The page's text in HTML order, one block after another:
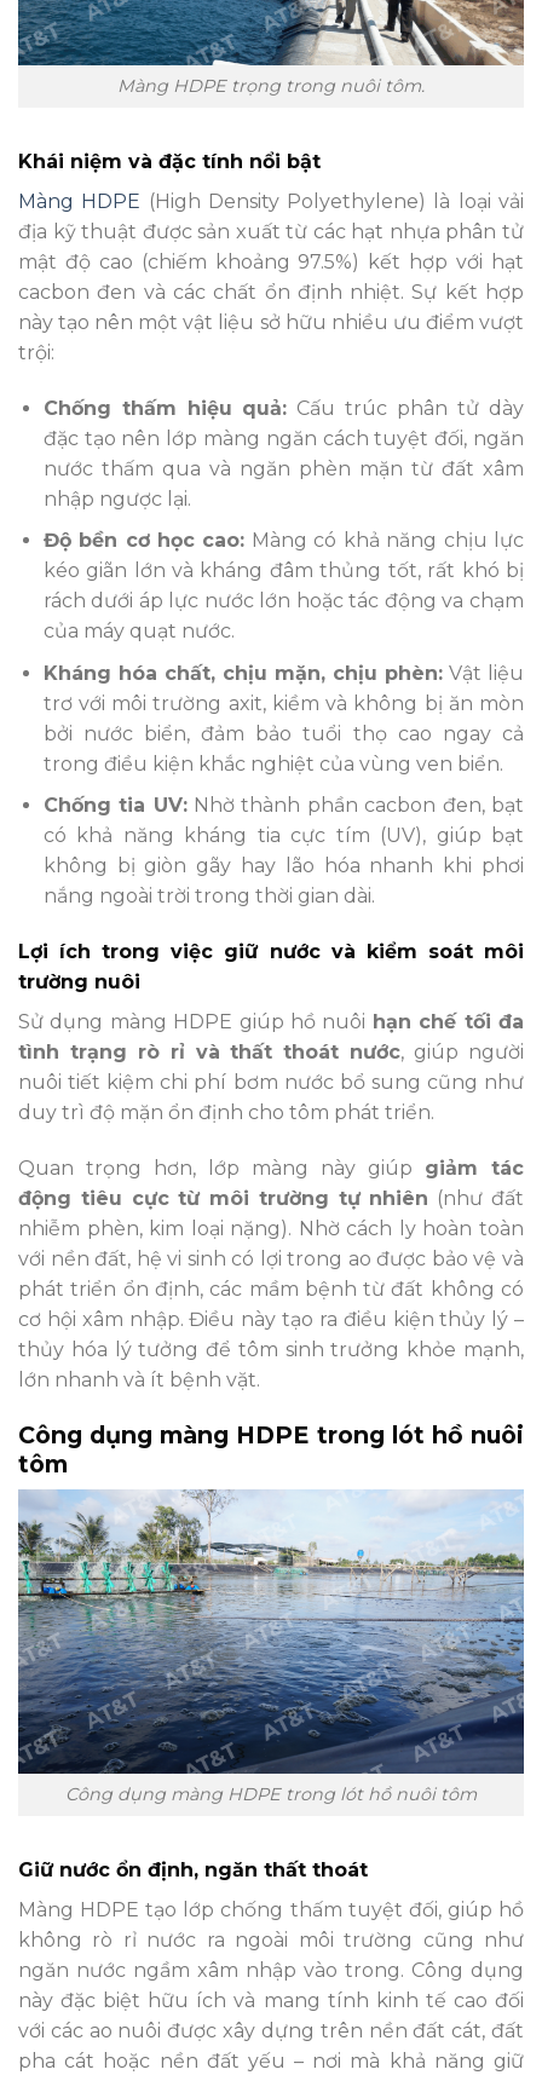
Màng HDPE trọng trong nuôi tôm.
Khái niệm và đặc tính nổi bật
Màng HDPE (High Density Polyethylene) là loại vải
địa kỹ thuật được sản xuất từ các hạt nhựa phân tử
mật độ cao (chiếm khoảng 97.5%) kết hợp với hạt
cacbon đen và các chất ổn định nhiệt. Sự kết hợp
này tạo nên một vật liệu sở hữu nhiều ưu điểm vượt
trội:
Chống thấm hiệu quả: Cấu trúc phân tử dày
đặc tạo nên lớp màng ngăn cách tuyệt đối, ngăn
nước thấm qua và ngăn phèn mặn từ đất xâm
nhập ngược lại.
Độ bền cơ học cao: Màng có khả năng chịu lực
kéo giãn lớn và kháng đâm thủng tốt, rất khó bị
rách dưới áp lực nước lớn hoặc tác động va chạm
của máy quạt nước.
Kháng hóa chất, chịu mặn, chịu phèn:Vật liệu
trơ với môi trường axit, kiềm và không bị ăn mòn
bởi nước biển, đảm bảo tuổi thọ cao ngay cả
trong điều kiện khắc nghiệt của vùng ven biển.
Chống tia UV:Nhờ thành phần cacbon đen, bạt
có khả năng kháng tia cực tím (UV), giúp bạt
không bị giòn gãy hay lão hóa nhanh khi phơi
nắng ngoài trời trong thời gian dài.
Lợi ích trong việc giữ nước và kiểm soát môi
trường nuôi
Sử dụng màng HDPE giúp hồ nuôi hạn chế tối đa
tình trạng rò rỉ và thất thoát nước, giúp người
nuôi tiết kiệm chi phí bơm nước bổ sung cũng như
duy trì độ mặn ổn định cho tôm phát triển.
Quan trọng hơn, lớp màng này giúp giảm tác
động tiêu cực từ môi trường tự nhiên (như đất
nhiễm phèn, kim loại nặng). Nhờ cách ly hoàn toàn
với nền đất, hệ vi sinh có lợi trong ao được bảo vệ và
phát triển ổn định, các mầm bệnh từ đất không có
cơ hội xâm nhập. Điều này tạo ra điều kiện thủy lý –
thủy hóa lý tưởng để tôm sinh trưởng khỏe mạnh,
lớn nhanh và ít bệnh vặt.
Công dụng màng HDPE trong lót hồ nuôi
tôm
Công dụng màng HDPE trong lót hồ nuôi tôm
Giữ nước ổn định, ngăn thất thoát
Màng HDPE tạo lớp chống thấm tuyệt đối, giúp hồ
không rò rỉ nước ra ngoài môi trường cũng như
ngăn nước ngầm xâm nhập vào trong. Công dụng
này đặc biệt hữu ích và mang tính kinh tế cao đối
với các ao nuôi được xây dựng trên nền đất cát, đất
pha cát hoặc nền đất yếu – nơi mà khả năng giữ